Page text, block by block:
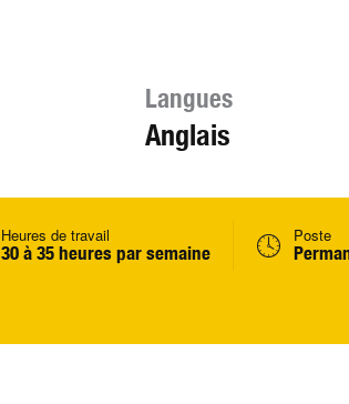
Langues
Anglais
Heures de travail
30 à 35 heures par semaine
Poste